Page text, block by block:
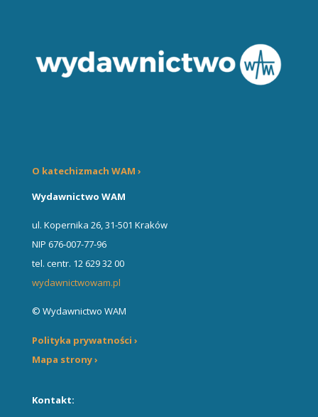
O katechizmach WAM ›
Wydawnictwo WAM
ul. Kopernika 26, 31-501 Kraków
NIP 676-007-77-96
tel. centr. 12 629 32 00
wydawnictwowam.pl
© Wydawnictwo WAM
Polityka prywatności ›
Mapa strony ›
Kontakt: